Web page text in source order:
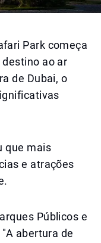
Park começa
ao ar
de Dubai, o
que mais
e atrações
Públicos e
abertura de